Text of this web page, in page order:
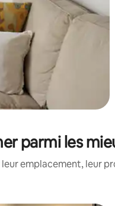
parmi les
emplacement, leur